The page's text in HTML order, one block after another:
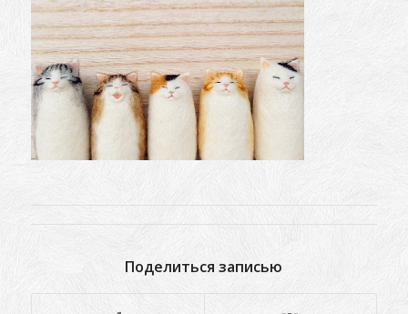
Поделиться записью